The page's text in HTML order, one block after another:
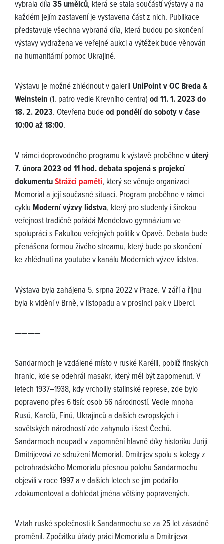
vybrala díla 35 umělců, která se stala součástí výstavy a na
každém jejím zastavení je vystavena část z nich. Publikace
představuje všechna vybraná díla, která budou po skončení
výstavy vydražena ve veřejné aukci a výtěžek bude věnován
na humanitární pomoc Ukrajině.
Výstavu je možné zhlédnout v galerii UniPoint v OC Breda &
Weinstein (1. patro vedle Krevního centra) od 11. 1. 2023 do
18. 2. 2023. Otevřena budeod pondělí do soboty v čase
10:00 až 18:00.
V rámci doprovodného programu k výstavě proběhnev úterý
7. února 2023 od 11 hod. debata spojená s projekcí
dokumentuStrážci paměti, který se věnuje organizaci
Memorial a její současné situaci. Program proběhne v rámci
cyklu Moderní výzvy lidstva, který pro studenty i širokou
veřejnost tradičně pořádá Mendelovo gymnázium ve
spolupráci s Fakultou veřejných politik v Opavě. Debata bude
přenášena formou živého streamu, který bude po skončení
ke zhlédnutí na youtube v kanálu Moderních výzev lidstva.
Výstava byla zahájena 5. srpna 2022 v Praze. V září a říjnu
byla k vidění v Brně, v listopadu a v prosinci pak v Liberci.
————
Sandarmoch je vzdálené místo v ruské Karélii, poblíž finských
hranic, kde se odehrál masakr, který měl být zapomenut. V
letech 1937–1938, kdy vrcholily stalinské represe, zde bylo
popraveno přes 6 tisíc osob 56 národností. Vedle mnoha
Rusů, Karelů, Finů, Ukrajinců a dalších evropských i
sovětských národností zde zahynulo i šest Čechů.
Sandarmoch neupadl v zapomnění hlavně díky historiku Juriji
Dmitrijevovi ze sdružení Memorial. Dmitrijev spolu s kolegy z
petrohradského Memorialu přesnou polohu Sandarmochu
objevili v roce 1997 a v dalších letech se jim podařilo
zdokumentovat a dohledat jména většiny popravených.
Vztah ruské společnosti k Sandarmochu se za 25 let zásadně
proměnil. Zpočátku úřady práci Memorialu a Dmitrijeva